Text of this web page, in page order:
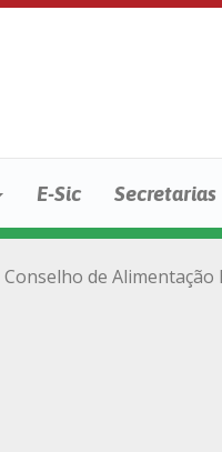
E-Sic Secretarias
Conselho de Alimentação